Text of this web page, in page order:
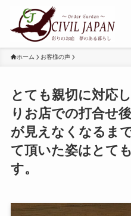
ホーム お客様の声
とても親切に対応
りお店での打合せ
が見えなくなるま
て頂いた姿はとて
す。